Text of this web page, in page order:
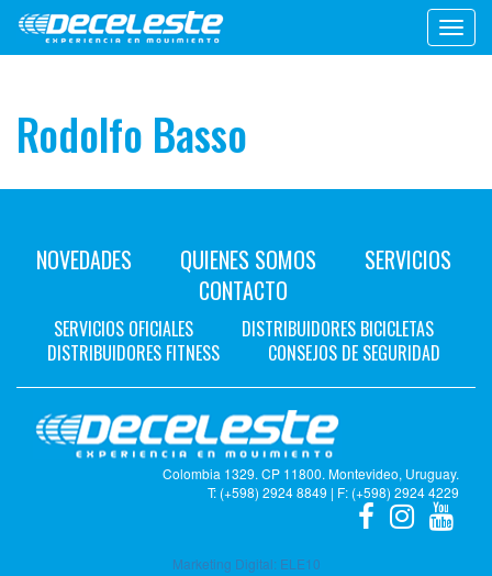
Rodolfo Basso
NOVEDADES QUIENES SOMOS
SERVICIOS
CONTACTO
SERVICIOS OFICIALES
DISTRIBUIDORES BICICLETAS
DISTRIBUIDORES FITNESS
CONSEJOS DE SEGURIDAD
Colombia 1329. CP 11800. Montevideo, Uruguay.
T: (+598) 2924 8849 | F: (+598) 2924 4229
Marketing Digital: ELE10